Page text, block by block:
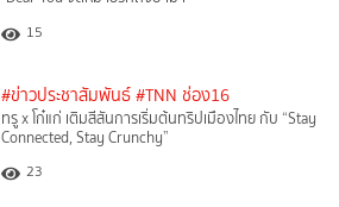
15
#ข่าวประชาสัมพันธ์ #TNN ช่อง16
ทรู x โก๋แก่ เติมสีสันการเริ่มต้นทริปเมืองไทย กับ “Stay
Connected, Stay Crunchy”
23